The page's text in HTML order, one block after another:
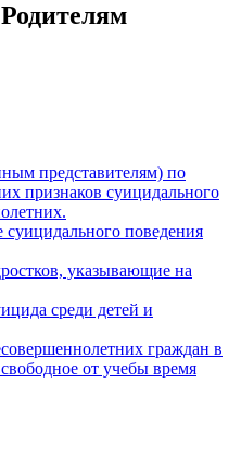
представителям) по
признаков суицидального
поведения
указывающие на
среди детей и
граждан в
от учебы время